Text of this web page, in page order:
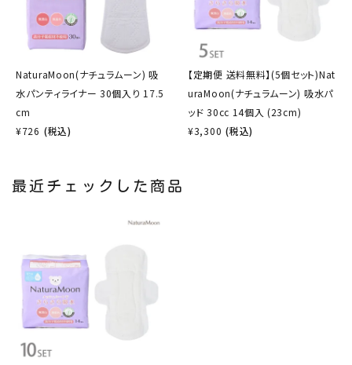
NaturaMoon(ナチュラムーン) 吸
水パンティライナー 30個入り 17.5
cm
¥726 (税込)
【定期便 送料無料】(5個セット)Nat
uraMoon(ナチュラムーン) 吸水パ
ッド 30cc 14個入 (23cm)
¥3,300 (税込)
最近チェックした商品